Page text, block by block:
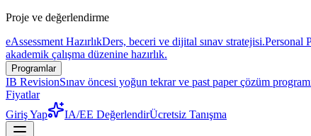
Proje ve değerlendirme
eAssessment HazırlıkDers, beceri ve dijital sınav stratejisi.Personal
akademik çalışma düzenine hazırlık.
Programlar
IB RevisionSınav öncesi yoğun tekrar ve past paper çözüm
Fiyatlar
Giriş Yap
IA/EE DeğerlendirÜcretsiz Tanışma